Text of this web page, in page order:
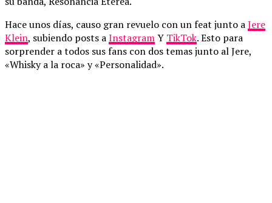
Hace unos días, causo gran revuelo con un feat junto aJere
Klein, subiendo posts aInstagramY TikTok. Esto para
sorprender a todos sus fans con dos temas junto al Jere,
«Whisky a la roca» y «Personalidad».